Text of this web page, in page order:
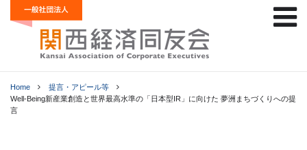
Home
提言・アピール等
Well-Being新産業創造と世界最高水準の「日本型IR」に向けた 夢洲まちづくりへの提
言